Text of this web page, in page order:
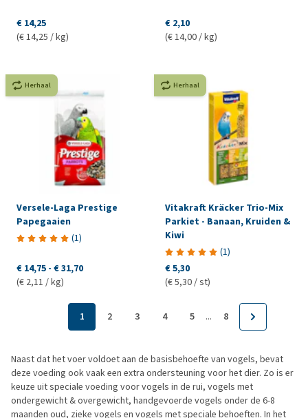
€ 14,25
(€ 14,25 / kg)
€ 2,10
(€ 14,00 / kg)
Herhaal
Versele-Laga Prestige
Papegaaien
(1)
€ 14,75 - € 31,70
(€ 2,11 / kg)
Herhaal
Vitakraft Kräcker Trio-Mix
Parkiet - Banaan, Kruiden &
Kiwi
(1)
€ 5,30
(€ 5,30 / st)
1 2 3 4 5 ... 8
Naast dat het voer voldoet aan de basisbehoefte van vogels, bevat
deze voeding ook vaak een extra ondersteuning voor het dier. Zo is er
keuze uit speciale voeding voor vogels in de rui, vogels met
ondergewicht & overgewicht, handgevoerde vogels onder de 6-8
maanden oud, zieke vogels en vogels met speciale behoeften. In het